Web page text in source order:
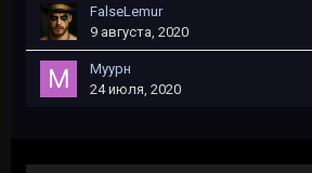
FalseLemur
9 августа, 2020
Муурн
24 июля, 2020